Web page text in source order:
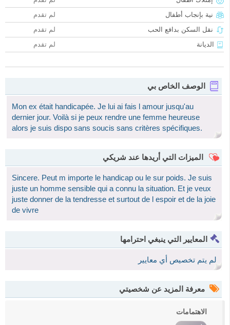
نية بإنجاب أطفال
لم تقدم
نقل السكن بدافع الحب
لم تقدم
الديانة
لم تقدم
الوصف الخاص بي
Mon ex était handicapée. Je lui ai fais l amour jusqu'au
dernier jour. Voilà si je peux rendre une femme heureuse
alors je suis dispo sans soucis sans critères spécifiques.
الميزات التي أريدها عند شريكي
Sincere. Peut m importe le handicap ou le sur poids. Je suis
juste un homme sensible qui a connu la situation. Et je veux
juste donner de la tendresse et surtout de l espoir et de la joie
de vivre
المعايير التي ينبغي احترامها
لم يتم تخصيص أي معايير
معرفة المزيد عن شخصيتي
الاهتمامات